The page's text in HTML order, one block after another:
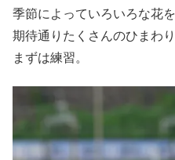
季節によっていろいろな花
期待通りたくさんのひまわ
まずは練習。